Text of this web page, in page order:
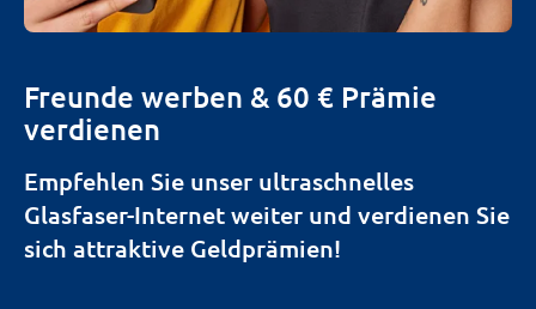
Freunde werben & 60 € Prämie
verdienen
Empfehlen Sie unser ultraschnelles
Glasfaser-Internet weiter und verdienen Sie
sich attraktive Geldprämien!